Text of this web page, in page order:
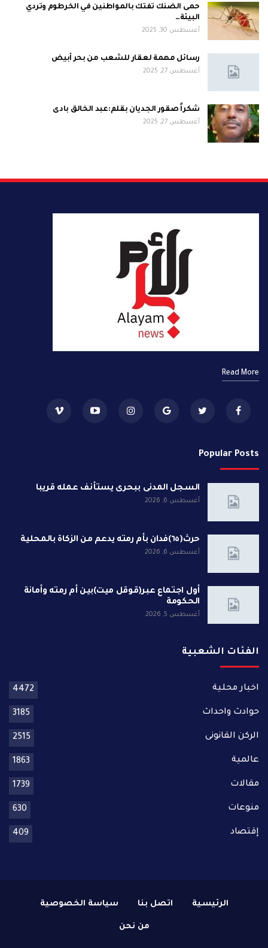
حمى الضنك تفتك بالمواطنين في الخرطوم وتردي
البيئة…
أغسطس 30, 2025
رسائل مهمة لعقار للشعب من بحر أبيض
أغسطس 27, 2025
شكراً صقور الجديان بقلم:عبد الخالق بادى
أغسطس 27, 2025
Read More
Popular Posts
السجل المدنى ببحرى يستأنف عمله قريبا
أغسطس 6, 2026
حرث(٦٥)فدان بأم رمته يدعم من الزكاة بالمحلية
أغسطس 6, 2026
أول اجتماع عبر(قوقل ميت)بين أم رمته وأمانة
الحكومة
أغسطس 5, 2026
الفئات الشعبية
اخبار محلية 4472
حوادث واحداث 3185
الركن القانونى 2515
عالمية 1863
مقالات 1739
منوعات 630
إقتصاد 409
الرئيسية اتصل بنا سياسة الخصوصية
من نحن